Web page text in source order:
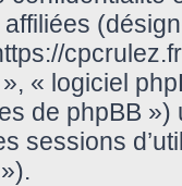
« logiciel
de phpBB
sessions